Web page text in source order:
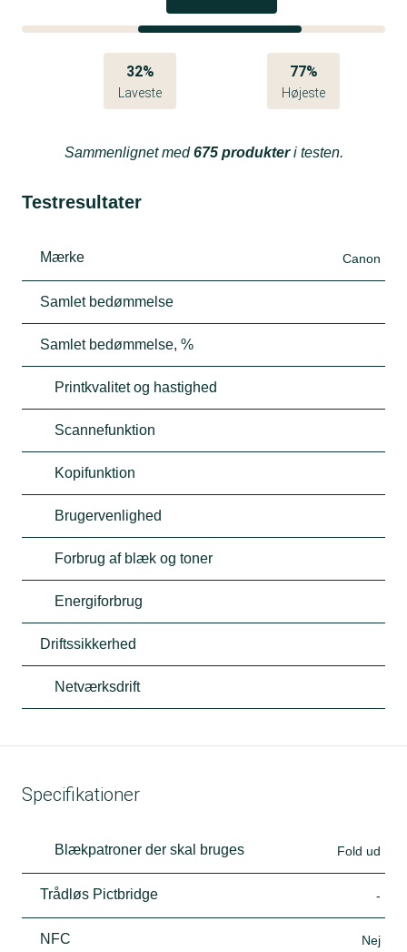
32%
Laveste
77%
Højeste
Sammenlignet med675 produkteri testen.
Testresultater
Mærke Canon
Samlet bedømmelse
Samlet bedømmelse, %
Printkvalitet og hastighed
Scannefunktion
Kopifunktion
Brugervenlighed
Forbrug af blæk og toner
Energiforbrug
Driftssikkerhed
Netværksdrift
Specifikationer
Blækpatroner der skal bruges Fold ud
Trådløs Pictbridge -
NFC Nej